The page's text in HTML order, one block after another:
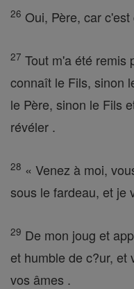
26 Oui, Père, car
27 Tout m'a été remis
connaît le Fils, sinon
le Père, sinon le Fils
révéler .
28 « Venez à moi,
sous le fardeau, et je
29 De mon joug et
et humble de c?ur, et
vos âmes .